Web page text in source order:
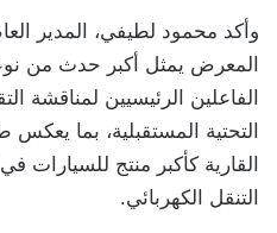
وأكد محمود لطيفي، المدير
المعرض يمثل أكبر حدث من
الفاعلين الرئيسيين لمناقشة
التحتية المستقبلية، بما
القارية كأكبر منتج للسيارات
التنقل الكهربائي.